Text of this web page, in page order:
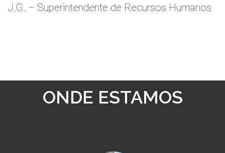
J.G. – Superintendente de Recursos Humanos
ONDE ESTAMOS